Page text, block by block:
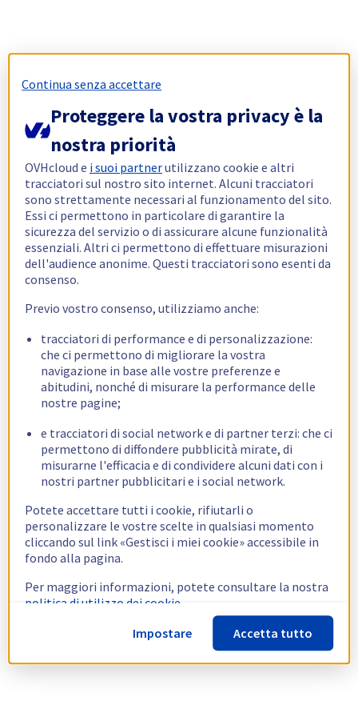
Continua senza accettare
Proteggere la vostra privacy è la
nostra priorità
OVHcloud e i suoi partnerutilizzano cookie e altri
tracciatori sul nostro sito internet. Alcuni tracciatori
sono strettamente necessari al funzionamento del sito.
Essi ci permettono in particolare di garantire la
sicurezza del servizio o di assicurare alcune funzionalità
essenziali. Altri ci permettono di effettuare misurazioni
dell'audience anonime. Questi tracciatori sono esenti da
consenso.
Previo vostro consenso, utilizziamo anche:
tracciatori di performance e di personalizzazione:
che ci permettono di migliorare la vostra
navigazione in base alle vostre preferenze e
abitudini, nonché di misurare la performance delle
nostre pagine;
e tracciatori di social network e di partner terzi: che ci
permettono di diffondere pubblicità mirate, di
misurarne l'efficacia e di condividere alcuni dati con i
nostri partner pubblicitari e i social network.
Potete accettare tutti i cookie, rifiutarli o
personalizzare le vostre scelte in qualsiasi momento
cliccando sul link «Gestisci i miei cookie» accessibile in
fondo alla pagina.
Per maggiori informazioni, potete consultare la nostra
politica di utilizzo dei cookie.
Impostare
Accetta tutto